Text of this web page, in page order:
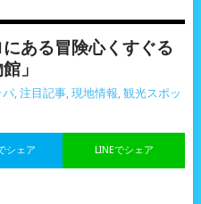
ある冒険心くすぐる
」
パ, 注目記事, 現地情報, 観光スポッ
LINEでシェア
シェア